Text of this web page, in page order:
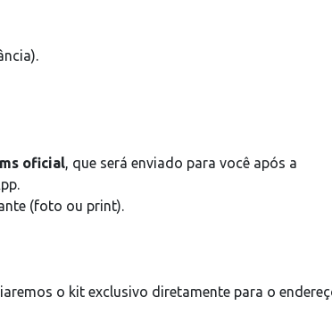
oficial, que será enviado para você após a
(foto ou print).
o kit exclusivo diretamente para o